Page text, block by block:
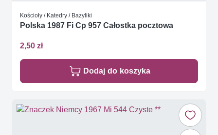
Kościoły / Katedry / Bazyliki
Polska 1987 Fi Cp 957 Całostka pocztowa
2,50 zł
Dodaj do koszyka